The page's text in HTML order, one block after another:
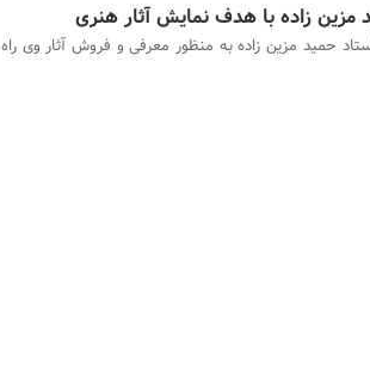
مزین زاده با هدف نمایش آثار هنری
حمید مزین زاده به منظور معرفی و فروش آثار وی راه